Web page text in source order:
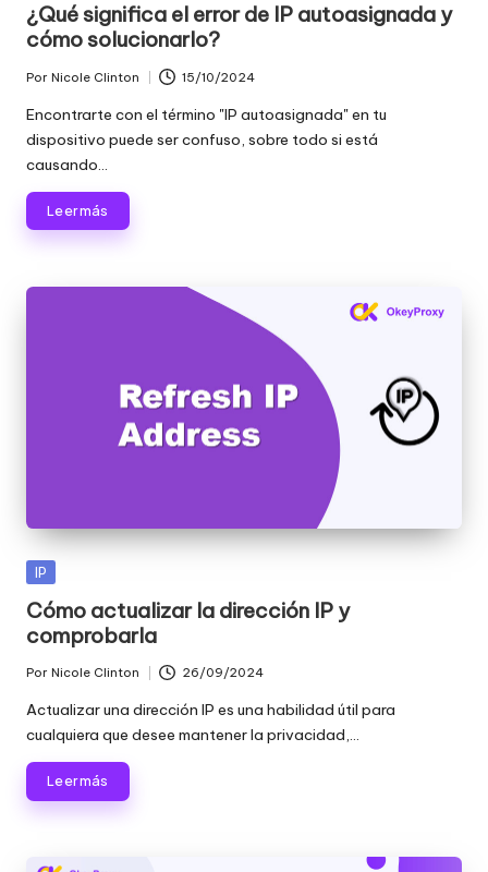
¿Qué significa el error de IP autoasignada y
cómo solucionarlo?
Publicado
por
Por Nicole Clinton 15/10/2024
Encontrarte con el término "IP autoasignada" en tu
dispositivo puede ser confuso, sobre todo si está
causando...
Leer más
Publicada
IP
Cómo actualizar la dirección IP y
comprobarla
por
Por Nicole Clinton 26/09/2024
Actualizar una dirección IP es una habilidad útil para
cualquiera que desee mantener la privacidad,...
Leer más